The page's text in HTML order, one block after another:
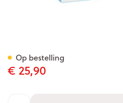
€ 25,90
Op bestelling